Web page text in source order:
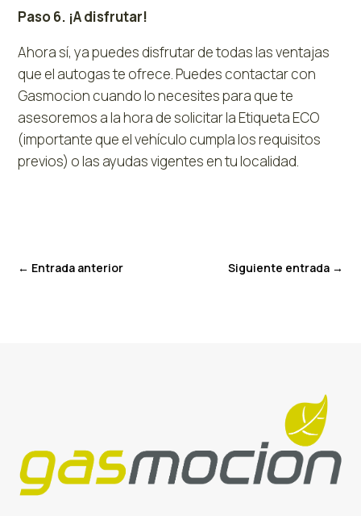
Paso 6. ¡A disfrutar!
Ahora sí, ya puedes disfrutar de todas las ventajas
que el autogas te ofrece. Puedes contactar con
Gasmocion cuando lo necesites para que te
asesoremos a la hora de solicitar la Etiqueta ECO
(importante que el vehículo cumpla los requisitos
previos) o las ayudas vigentes en tu localidad.
← Entrada anterior Siguiente entrada→